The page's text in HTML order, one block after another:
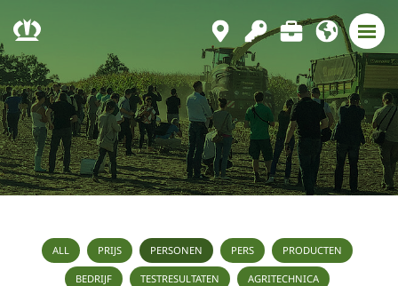
ALL PRIJS PERSONEN PERS PRODUCTEN
BEDRIJF TESTRESULTATEN AGRITECHNICA